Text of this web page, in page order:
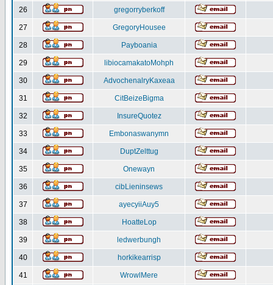
26 gregorryberkoff
27 GregoryHousee
28 Payboania
29 libiocamakatoMohph
30 AdvochenalryKaxeaa
31 CitBeizeBigma
32 InsureQuotez
33 Embonaswanymn
34 DuptZelttug
35 Onewayn
36 cibLieninsews
37 ayecyiiAuy5
38 HoatteLop
39 ledwerbungh
40 horkikearrisp
41 WrowlMere